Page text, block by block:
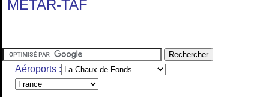
METAR-TAF
Aéroports :